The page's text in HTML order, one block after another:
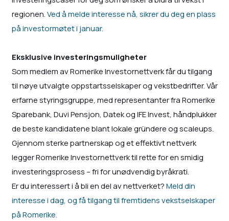
regionen.Ved å melde interesse nå, sikrer du deg en plass
på investormøtet i januar.
Eksklusive investeringsmuligheter
Som medlem av Romerike Investornettverk får du tilgang
til nøye utvalgte oppstartsselskaper og vekstbedrifter. Vår
erfarne styringsgruppe, med representanter fra Romerike
Sparebank, Duvi Pensjon, Datek og IFE Invest, håndplukker
de beste kandidatene blant lokale gründere og scaleups.
Gjennom sterke partnerskap og et effektivt nettverk
legger Romerike Investornettverk til rette for en smidig
investeringsprosess – fri for unødvendig byråkrati.
Er du interessert i å bli en del av nettverket?Meld din
interesse i dag, og få tilgang til fremtidens vekstselskaper
på Romerike.